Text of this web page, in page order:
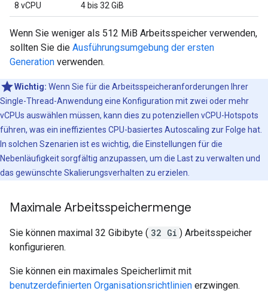
8 vCPU 4 bis 32 GiB
Wenn Sie weniger als 512 MiB Arbeitsspeicher verwenden,
sollten Sie die Ausführungsumgebung der ersten
Generation verwenden.
Wichtig: Wenn Sie für die Arbeitsspeicheranforderungen Ihrer
Single-Thread-Anwendung eine Konfiguration mit zwei oder mehr
vCPUs auswählen müssen, kann dies zu potenziellen vCPU-Hotspots
führen, was ein ineffizientes CPU-basiertes Autoscaling zur Folge hat.
In solchen Szenarien ist es wichtig, die Einstellungen für die
Nebenläufigkeit sorgfältig anzupassen, um die Last zu verwalten und
das gewünschte Skalierungsverhalten zu erzielen.
Maximale Arbeitsspeichermenge
Sie können maximal 32 Gibibyte ( 32 Gi ) Arbeitsspeicher
konfigurieren.
Sie können ein maximales Speicherlimit mit
benutzerdefinierten Organisationsrichtlinien erzwingen.